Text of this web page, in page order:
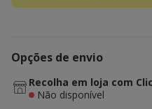
Opções de envio
Recolha em loja com
Não disponível